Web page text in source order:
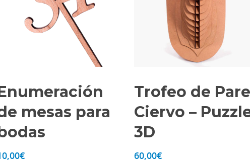
mesas para
€
Trofeo de
Ciervo –
3D
60,00€